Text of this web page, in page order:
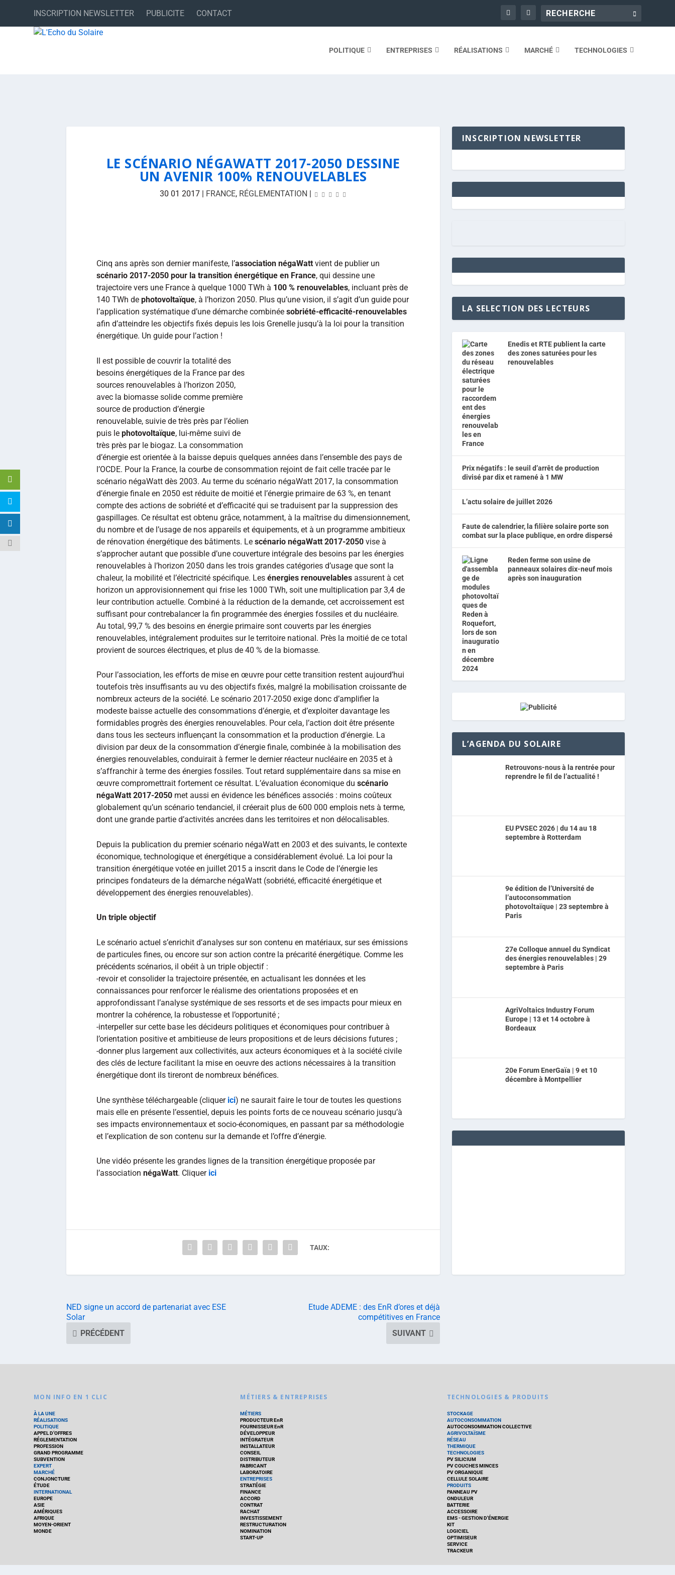
INSCRIPTION NEWSLETTER PUBLICITE CONTACT
POLITIQUE ENTREPRISES RÉALISATIONS MARCHÉ TECHNOLOGIES
LE SCÉNARIO NÉGAWATT 2017-2050 DESSINE
UN AVENIR 100% RENOUVELABLES
30 01 2017 | FRANCE, RÉGLEMENTATION |
Cinq ans après son dernier manifeste, l’association négaWatt vient de publier un
scénario 2017-2050 pour la transition énergétique en France, qui dessine une
trajectoire vers une France à quelque 1000 TWh à 100 % renouvelables, incluant près de
140 TWh de photovoltaïque, à l’horizon 2050. Plus qu’une vision, il s’agit d’un guide pour
l’application systématique d’une démarche combinée sobriété-efficacité-renouvelables
afin d’atteindre les objectifs fixés depuis les lois Grenelle jusqu’à la loi pour la transition
énergétique. Un guide pour l’action !
Il est possible de couvrir la totalité des
besoins énergétiques de la France par des
sources renouvelables à l’horizon 2050,
avec la biomasse solide comme première
source de production d’énergie
renouvelable, suivie de très près par l’éolien
puis le photovoltaïque, lui-même suivi de
très près par le biogaz. La consommation
d’énergie est orientée à la baisse depuis quelques années dans l’ensemble des pays de
l’OCDE. Pour la France, la courbe de consommation rejoint de fait celle tracée par le
scénario négaWatt dès 2003. Au terme du scénario négaWatt 2017, la consommation
d’énergie finale en 2050 est réduite de moitié et l’énergie primaire de 63 %, en tenant
compte des actions de sobriété et d’efficacité qui se traduisent par la suppression des
gaspillages. Ce résultat est obtenu grâce, notamment, à la maîtrise du dimensionnement,
du nombre et de l’usage de nos appareils et équipements, et à un programme ambitieux
de rénovation énergétique des bâtiments. Le scénario négaWatt 2017-2050 vise à
s’approcher autant que possible d’une couverture intégrale des besoins par les énergies
renouvelables à l’horizon 2050 dans les trois grandes catégories d’usage que sont la
chaleur, la mobilité et l’électricité spécifique. Les énergies renouvelables assurent à cet
horizon un approvisionnement qui frise les 1000 TWh, soit une multiplication par 3,4 de
leur contribution actuelle. Combiné à la réduction de la demande, cet accroissement est
suffisant pour contrebalancer la fin programmée des énergies fossiles et du nucléaire.
Au total, 99,7 % des besoins en énergie primaire sont couverts par les énergies
renouvelables, intégralement produites sur le territoire national. Près la moitié de ce total
provient de sources électriques, et plus de 40 % de la biomasse.
Pour l’association, les efforts de mise en œuvre pour cette transition restent aujourd’hui
toutefois très insuffisants au vu des objectifs fixés, malgré la mobilisation croissante de
nombreux acteurs de la société. Le scénario 2017-2050 exige donc d’amplifier la
modeste baisse actuelle des consommations d’énergie, et d’exploiter davantage les
formidables progrès des énergies renouvelables. Pour cela, l’action doit être présente
dans tous les secteurs influençant la consommation et la production d’énergie. La
division par deux de la consommation d’énergie finale, combinée à la mobilisation des
énergies renouvelables, conduirait à fermer le dernier réacteur nucléaire en 2035 et à
s’affranchir à terme des énergies fossiles. Tout retard supplémentaire dans sa mise en
œuvre compromettrait fortement ce résultat. L’évaluation économique du scénario
négaWatt 2017-2050 met aussi en évidence les bénéfices associés : moins coûteux
globalement qu’un scénario tendanciel, il créerait plus de 600 000 emplois nets à terme,
dont une grande partie d’activités ancrées dans les territoires et non délocalisables.
Depuis la publication du premier scénario négaWatt en 2003 et des suivants, le contexte
économique, technologique et énergétique a considérablement évolué. La loi pour la
transition énergétique votée en juillet 2015 a inscrit dans le Code de l’énergie les
principes fondateurs de la démarche négaWatt (sobriété, efficacité énergétique et
développement des énergies renouvelables).
Un triple objectif
Le scénario actuel s’enrichit d’analyses sur son contenu en matériaux, sur ses émissions
de particules fines, ou encore sur son action contre la précarité énergétique. Comme les
précédents scénarios, il obéit à un triple objectif :
-revoir et consolider la trajectoire présentée, en actualisant les données et les
connaissances pour renforcer le réalisme des orientations proposées et en
approfondissant l’analyse systémique de ses ressorts et de ses impacts pour mieux en
montrer la cohérence, la robustesse et l’opportunité ;
-interpeller sur cette base les décideurs politiques et économiques pour contribuer à
l’orientation positive et ambitieuse de leurs propositions et de leurs décisions futures ;
-donner plus largement aux collectivités, aux acteurs économiques et à la société civile
des clés de lecture facilitant la mise en oeuvre des actions nécessaires à la transition
énergétique dont ils tireront de nombreux bénéfices.
Une synthèse téléchargeable (cliquer ici) ne saurait faire le tour de toutes les questions
mais elle en présente l’essentiel, depuis les points forts de ce nouveau scénario jusqu’à
ses impacts environnementaux et socio-économiques, en passant par sa méthodologie
et l’explication de son contenu sur la demande et l’offre d’énergie.
Une vidéo présente les grandes lignes de la transition énergétique proposée par
l’association négaWatt. Cliquer ici
TAUX:
NED signe un accord de partenariat avec ESE
Solar
PRÉCÉDENT
Etude ADEME : des EnR d’ores et déjà
compétitives en France
SUIVANT
INSCRIPTION NEWSLETTER
LA SELECTION DES LECTEURS
Enedis et RTE publient la carte
des zones saturées pour les
renouvelables
Prix négatifs : le seuil d’arrêt de production
divisé par dix et ramené à 1 MW
L’actu solaire de juillet 2026
Faute de calendrier, la filière solaire porte son
combat sur la place publique, en ordre dispersé
Reden ferme son usine de
panneaux solaires dix-neuf mois
après son inauguration
L’AGENDA DU SOLAIRE
Retrouvons-nous à la rentrée pour
reprendre le fil de l’actualité !
EU PVSEC 2026 | du 14 au 18
septembre à Rotterdam
9e édition de l’Université de
l’autoconsommation
photovoltaïque | 23 septembre à
Paris
27e Colloque annuel du Syndicat
des énergies renouvelables | 29
septembre à Paris
AgriVoltaics Industry Forum
Europe | 13 et 14 octobre à
Bordeaux
20e Forum EnerGaïa | 9 et 10
décembre à Montpellier
MON INFO EN 1 CLIC
À LA UNE
RÉALISATIONS
POLITIQUE
APPEL D’OFFRES
RÉGLEMENTATION
PROFESSION
GRAND PROGRAMME
SUBVENTION
EXPERT
MARCHÉ
CONJONCTURE
ÉTUDE
INTERNATIONAL
EUROPE
ASIE
AMÉRIQUES
AFRIQUE
MOYEN-ORIENT
MONDE
MÉTIERS & ENTREPRISES
MÉTIERS
PRODUCTEUR EnR
FOURNISSEUR EnR
DÉVELOPPEUR
INTÉGRATEUR
INSTALLATEUR
CONSEIL
DISTRIBUTEUR
FABRICANT
LABORATOIRE
ENTREPRISES
STRATÉGIE
FINANCE
ACCORD
CONTRAT
RACHAT
INVESTISSEMENT
RESTRUCTURATION
NOMINATION
START-UP
TECHNOLOGIES & PRODUITS
STOCKAGE
AUTOCONSOMMATION
AUTOCONSOMMATION COLLECTIVE
AGRIVOLTAÏSME
RÉSEAU
THERMIQUE
TECHNOLOGIES
PV SILICIUM
PV COUCHES MINCES
PV ORGANIQUE
CELLULE SOLAIRE
PRODUITS
PANNEAU PV
ONDULEUR
BATTERIE
ACCESSOIRE
EMS - GESTION D'ÉNERGIE
KIT
LOGICIEL
OPTIMISEUR
SERVICE
TRACKEUR